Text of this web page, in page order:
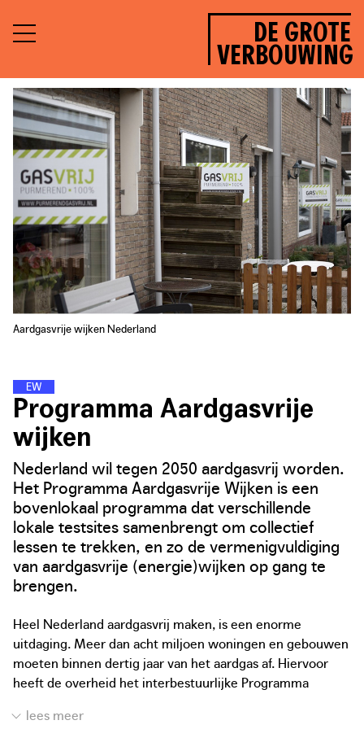
DE GROTE
VERBOUWING
Aardgasvrije wijken Nederland
EN
E
R
G
IE
W
Programma Aardgasvrije
wijken
Nederland wil tegen 2050 aardgasvrij worden.
Het Programma Aardgasvrije Wijken is een
bovenlokaal programma dat verschillende
lokale testsites samenbrengt om collectief
lessen te trekken, en zo de vermenigvuldiging
van aardgasvrije (energie)wijken op gang te
brengen.
Heel Nederland aardgasvrij maken, is een enorme
uitdaging. Meer dan acht miljoen woningen en gebouwen
moeten binnen dertig jaar van het aardgas af. Hiervoor
heeft de overheid het interbestuurlijke Programma
het ministerie van Binnenlandse Zaken en